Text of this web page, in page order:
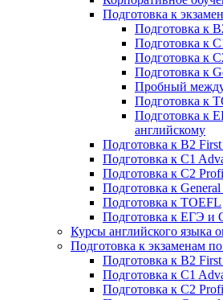
Подготовка к
Подготовка к
Подготовка к
Подготовка к
Подготовка к
Пробный
Подготовка к
Подготовка к
английскому
Подготовка к B2
Подготовка к C1
Подготовка к C2
Подготовка к
Подготовка к TOEFL
Подготовка к ЕГЭ и
Курсы английского языка
Подготовка к экзаменам
Подготовка к B2
Подготовка к C1
Подготовка к C2